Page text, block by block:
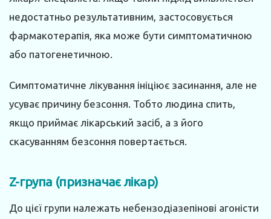
недостатньо результативним, застосовується
фармакотерапія, яка може бути симптоматичною
або патогенетичною.
Симптоматичне лікування ініціює засинання, але не
усуває причину безсоння. Тобто людина спить,
якщо приймає лікарський засіб, а з його
скасуванням безсоння повертається.
Z-група (призначає лікар)
До цієї групи належать небензодіазепінові агоністи